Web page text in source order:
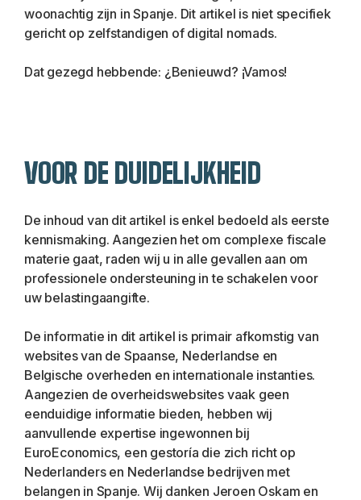
woonachtig zijn in Spanje. Dit artikel is niet specifiek
gericht op zelfstandigen of digital nomads.
Dat gezegd hebbende: ¿Benieuwd? ¡Vamos!
VOOR DE DUIDELIJKHEID
De inhoud van dit artikel is enkel bedoeld als eerste
kennismaking. Aangezien het om complexe fiscale
materie gaat, raden wij u in alle gevallen aan om
professionele ondersteuning in te schakelen voor
uw belastingaangifte.
De informatie in dit artikel is primair afkomstig van
websites van de Spaanse, Nederlandse en
Belgische overheden en internationale instanties.
Aangezien de overheidswebsites vaak geen
eenduidige informatie bieden, hebben wij
aanvullende expertise ingewonnen bij
EuroEconomics, een gestoría die zich richt op
Nederlanders en Nederlandse bedrijven met
belangen in Spanje. Wij danken Jeroen Oskam en